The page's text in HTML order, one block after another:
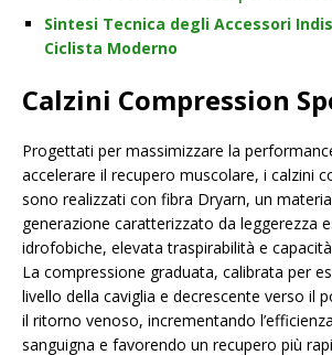
Sintesi Tecnica degli Accessori
Ciclista Moderno
Calzini Compression
Progettati per massimizzare la
accelerare il recupero muscolare, i calzini
sono realizzati con fibra Dryarn, un
generazione caratterizzato da leggerezza
idrofobiche, elevata traspirabilità e
La compressione graduata, calibrata per
livello della caviglia e decrescente verso il
il ritorno venoso, incrementando
sanguigna e favorendo un recupero più